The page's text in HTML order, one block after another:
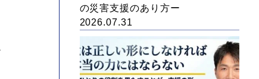
の災害支援のあり方ー
2026.07.31